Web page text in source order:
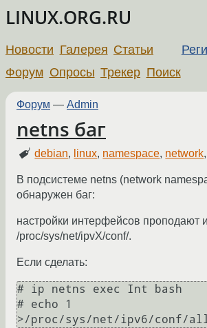
LINUX.ORG.RU
Новости Галерея Статьи
Форум Опросы Трекер Поиск
Форум — Admin
netns баг
debian, linux, namespace, network
В подсистеме netns (network
обнаружен баг:
настройки интерфейсов проподают
/proc/sys/net/ipvX/conf/.
Если сделать:
# ip netns exec Int bash
# echo 1